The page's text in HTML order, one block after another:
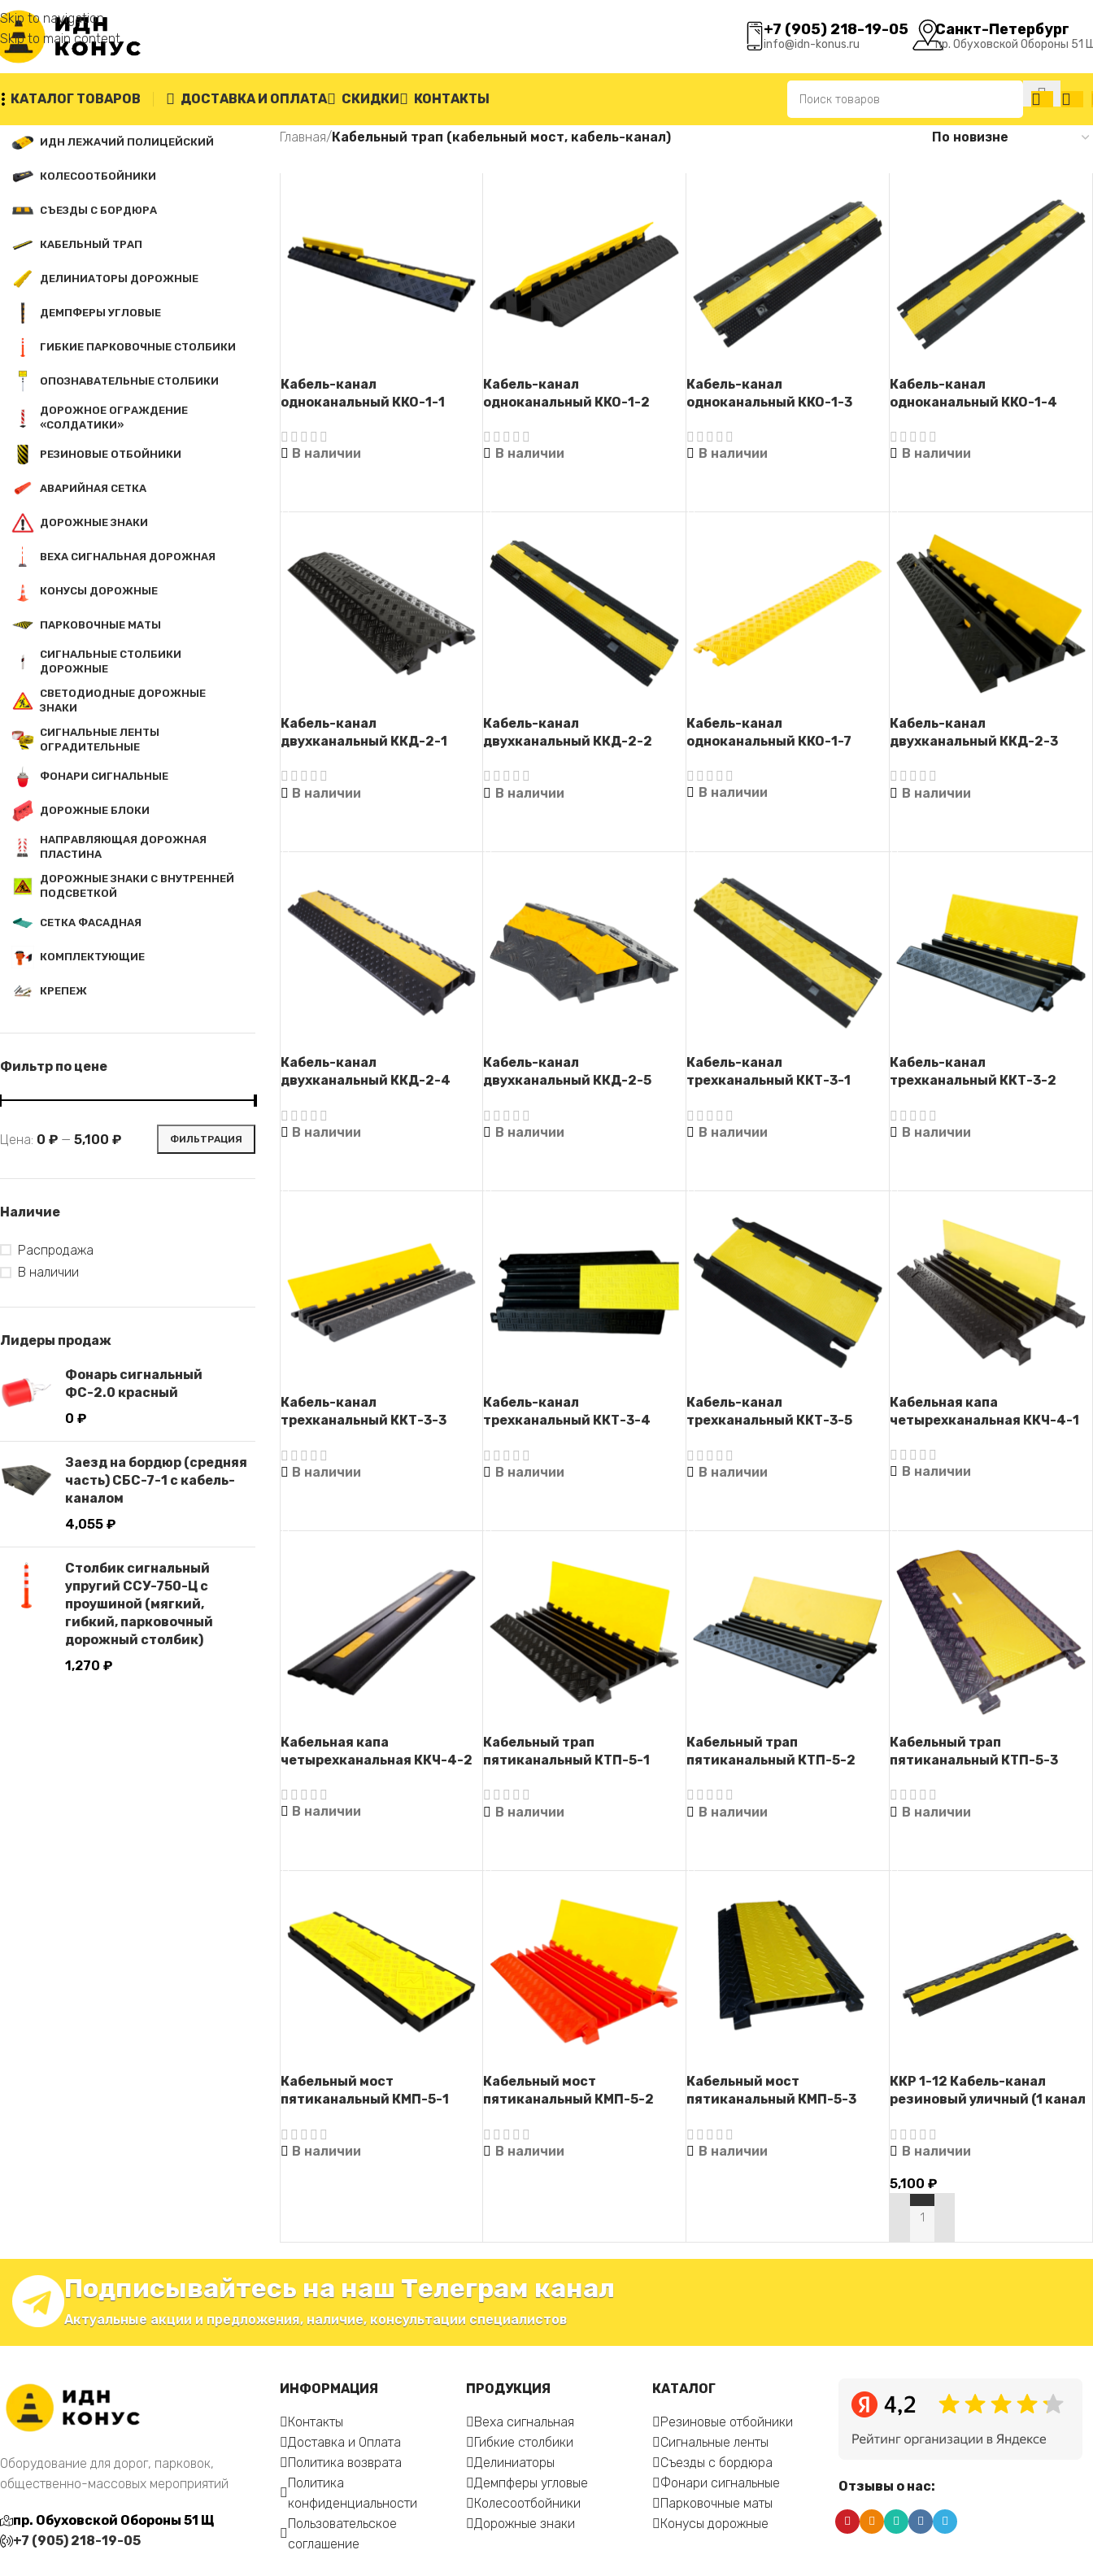
Skip to navigation
Skip to main content
+7 (905) 218-19-05
info@idn-konus.ru
Санкт-Петербург
пр. Обуховской Обороны 51
КАТАЛОГ ТОВАРОВ ДОСТАВКА И ОПЛАТА СКИДКИ КОНТАКТЫ
ИДН ЛЕЖАЧИЙ ПОЛИЦЕЙСКИЙ
КОЛЕСООТБОЙНИКИ
СЪЕЗДЫ С БОРДЮРА
КАБЕЛЬНЫЙ ТРАП
ДЕЛИНИАТОРЫ ДОРОЖНЫЕ
ДЕМПФЕРЫ УГЛОВЫЕ
ГИБКИЕ ПАРКОВОЧНЫЕ СТОЛБИКИ
ОПОЗНАВАТЕЛЬНЫЕ СТОЛБИКИ
ДОРОЖНОЕ ОГРАЖДЕНИЕ
«СОЛДАТИКИ»
РЕЗИНОВЫЕ ОТБОЙНИКИ
АВАРИЙНАЯ СЕТКА
ДОРОЖНЫЕ ЗНАКИ
ВЕХА СИГНАЛЬНАЯ ДОРОЖНАЯ
КОНУСЫ ДОРОЖНЫЕ
ПАРКОВОЧНЫЕ МАТЫ
СИГНАЛЬНЫЕ СТОЛБИКИ
ДОРОЖНЫЕ
СВЕТОДИОДНЫЕ ДОРОЖНЫЕ
ЗНАКИ
СИГНАЛЬНЫЕ ЛЕНТЫ
ОГРАДИТЕЛЬНЫЕ
ФОНАРИ СИГНАЛЬНЫЕ
ДОРОЖНЫЕ БЛОКИ
НАПРАВЛЯЮЩАЯ ДОРОЖНАЯ
ПЛАСТИНА
ДОРОЖНЫЕ ЗНАКИ С ВНУТРЕННЕЙ
ПОДСВЕТКОЙ
СЕТКА ФАСАДНАЯ
КОМПЛЕКТУЮЩИЕ
КРЕПЕЖ
Фильтр по цене
ФИЛЬТРАЦИЯ
Цена: 0 ₽ — 5,100 ₽
Наличие
Распродажа
В наличии
Лидеры продаж
Фонарь сигнальный
ФС-2.0 красный
0 ₽
Заезд на бордюр (средняя
часть) СБС-7-1 с кабель-
каналом
4,055 ₽
Столбик сигнальный
упругий ССУ-750-Ц с
проушиной (мягкий,
гибкий, парковочный
дорожный столбик)
1,270 ₽
Главная/Кабельный трап (кабельный мост, кабель-канал)
Кабель-канал
одноканальный ККО-1-1
В наличии
Кабель-канал
одноканальный ККО-1-2
В наличии
Кабель-канал
одноканальный ККО-1-3
В наличии
Кабель-канал
одноканальный ККО-1-4
В наличии
Кабель-канал
двухканальный ККД-2-1
В наличии
Кабель-канал
двухканальный ККД-2-2
В наличии
Кабель-канал
одноканальный ККО-1-7
В наличии
Кабель-канал
двухканальный ККД-2-3
В наличии
Кабель-канал
двухканальный ККД-2-4
В наличии
Кабель-канал
двухканальный ККД-2-5
В наличии
Кабель-канал
трехканальный ККТ-3-1
В наличии
Кабель-канал
трехканальный ККТ-3-2
В наличии
Кабель-канал
трехканальный ККТ-3-3
В наличии
Кабель-канал
трехканальный ККТ-3-4
В наличии
Кабель-канал
трехканальный ККТ-3-5
В наличии
Кабельная капа
четырехканальная ККЧ-4-1
В наличии
Кабельная капа
четырехканальная ККЧ-4-2
В наличии
Кабельный трап
пятиканальный КТП-5-1
В наличии
Кабельный трап
пятиканальный КТП-5-2
В наличии
Кабельный трап
пятиканальный КТП-5-3
В наличии
Кабельный мост
пятиканальный КМП-5-1
В наличии
Кабельный мост
пятиканальный КМП-5-2
В наличии
Кабельный мост
пятиканальный КМП-5-3
В наличии
ККР 1-12 Кабель-канал
резиновый уличный (1 канал
В наличии
5,100₽
В КОРЗИНУ
Подписывайтесь на наш Телеграм канал
Актуальные акции и предложения, наличие, консультации специалистов
Оборудование для дорог, парковок,
общественно-массовых мероприятий
пр. Обуховской Обороны 51 Щ
+7 (905) 218-19-05
ИНФОРМАЦИЯ
Контакты
Доставка и Оплата
Политика возврата
Политика
конфиденциальности
Пользовательское
соглашение
ПРОДУКЦИЯ
Веха сигнальная
Гибкие столбики
Делиниаторы
Демпферы угловые
Колесоотбойники
Дорожные знаки
КАТАЛОГ
Резиновые отбойники
Сигнальные ленты
Съезды с бордюра
Фонари сигнальные
Парковочные маты
Конусы дорожные
Отзывы о нас: